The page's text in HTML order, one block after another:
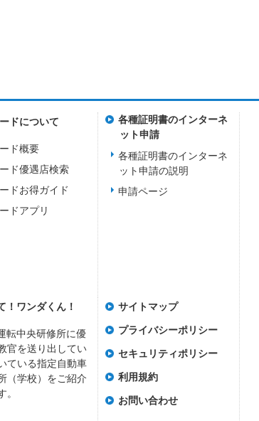
ドについて
ド概要
ド優遇店検索
ドお得ガイド
ドアプリ
各種証明書のインターネ
ット申請
各種証明書のインターネ
ット申請の説明
申請ページ
！ワンダくん！
転中央研修所に優
官を送り出してい
ている指定自動車
（学校）をご紹介
。
サイトマップ
プライバシーポリシー
セキュリティポリシー
利用規約
お問い合わせ